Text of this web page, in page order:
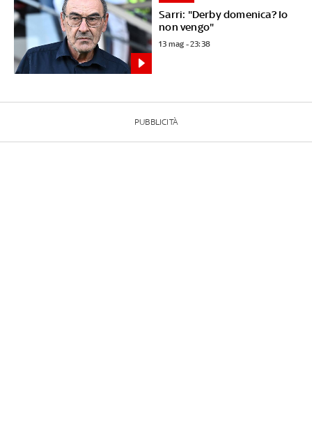
Sarri: "Derby domenica? Io
non vengo"
13 mag - 23:38
PUBBLICITÀ